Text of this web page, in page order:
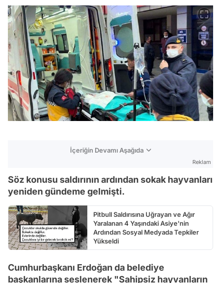
İçeriğin Devamı Aşağıda
Reklam
Söz konusu saldırının ardından sokak hayvanları
yeniden gündeme gelmişti.
Pitbull Saldırısına Uğrayan ve Ağır
Yaralanan 4 Yaşındaki Asiye'nin
Ardından Sosyal Medyada Tepkiler
Yükseldi
Cumhurbaşkanı Erdoğan da belediye
başkanlarına seslenerek "Sahipsiz hayvanların